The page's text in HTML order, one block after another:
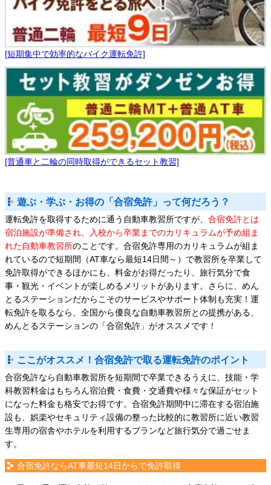
[短期集中で効率的なバイク運転免許]
[普通車と二輪の同時取得ができるセット教習]
遊ぶ・学ぶ・お得の「合宿免許」って何だろう？
運転免許を取得するために通う自動車教習所ですが、 合宿免許とは
宿泊施設が準備され、入校から卒業までのカリキュラムが予め組ま
れた自動車教習所のことです。合宿免許専用のカリキュラムが組ま
れているので短期間（AT車なら最短14日間～）で教習所を卒業して
免許取得ができるほかにも、料金がお得だったり、旅行気分で食
事・観光・イベントが楽しめるメリットがあります。さらに、めん
とるステーションだからこそのサービスやサポート体制も充実！運
転免許を取るなら、全国から優良な自動車教習所との提携がある、
めんとるステーションの「合宿免許」がオススメです！
ここがオススメ！合宿免許で取る運転免許のポイント
合宿免許なら自動車教習所を短期間で卒業できるうえに、技能・学
科教習料金はもちろん宿泊費・食費・交通費や様々な保証がセット
になった料金も格安でお得です。合宿免許期間中に滞在する宿泊施
設も、娯楽やセキュリティ設備の整った比較的に教習所に近い教習
生専用の宿舎やホテルを利用するプランなど旅行気分で過ごせま
す。
合宿免許ならAT車最短14日からで免許取得